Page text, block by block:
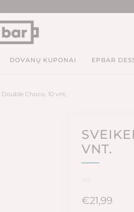
DOVANŲ KUPONAI EPBAR
Double Choco, 10 vnt.
VNT.
Įprastinė
€21,99